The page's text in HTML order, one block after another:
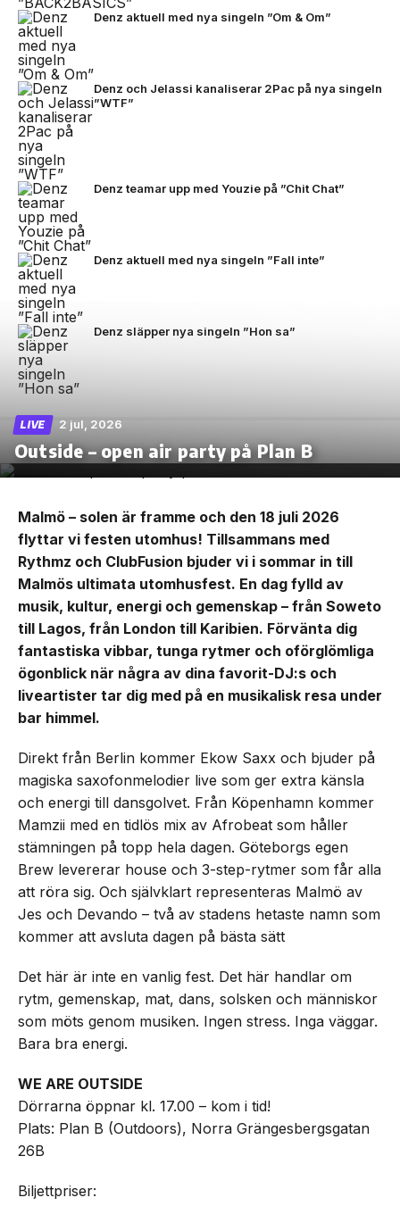
Denz aktuell med nya singeln ”Om & Om”
Denz och Jelassi kanaliserar 2Pac på nya singeln
”WTF”
Denz teamar upp med Youzie på ”Chit Chat”
Denz aktuell med nya singeln ”Fall inte”
Denz släpper nya singeln ”Hon sa”
LIVE 2 jul, 2026
Outside – open air party på Plan B
Malmö – solen är framme och den 18 juli 2026
flyttar vi festen utomhus! Tillsammans med
Rythmz och ClubFusion bjuder vi i sommar in till
Malmös ultimata utomhusfest. En dag fylld av
musik, kultur, energi och gemenskap – från Soweto
till Lagos, från London till Karibien. Förvänta dig
fantastiska vibbar, tunga rytmer och oförglömliga
ögonblick när några av dina favorit-DJ:s och
liveartister tar dig med på en musikalisk resa under
bar himmel.
Direkt från Berlin kommer Ekow Saxx och bjuder på
magiska saxofonmelodier live som ger extra känsla
och energi till dansgolvet. Från Köpenhamn kommer
Mamzii med en tidlös mix av Afrobeat som håller
stämningen på topp hela dagen. Göteborgs egen
Brew levererar house och 3-step-rytmer som får alla
att röra sig. Och självklart representeras Malmö av
Jes och Devando – två av stadens hetaste namn som
kommer att avsluta dagen på bästa sätt
Det här är inte en vanlig fest. Det här handlar om
rytm, gemenskap, mat, dans, solsken och människor
som möts genom musiken. Ingen stress. Inga väggar.
Bara bra energi.
WE ARE OUTSIDE
Dörrarna öppnar kl. 17.00 – kom i tid!
Plats: Plan B (Outdoors), Norra Grängesbergsgatan
26B
Biljettpriser: